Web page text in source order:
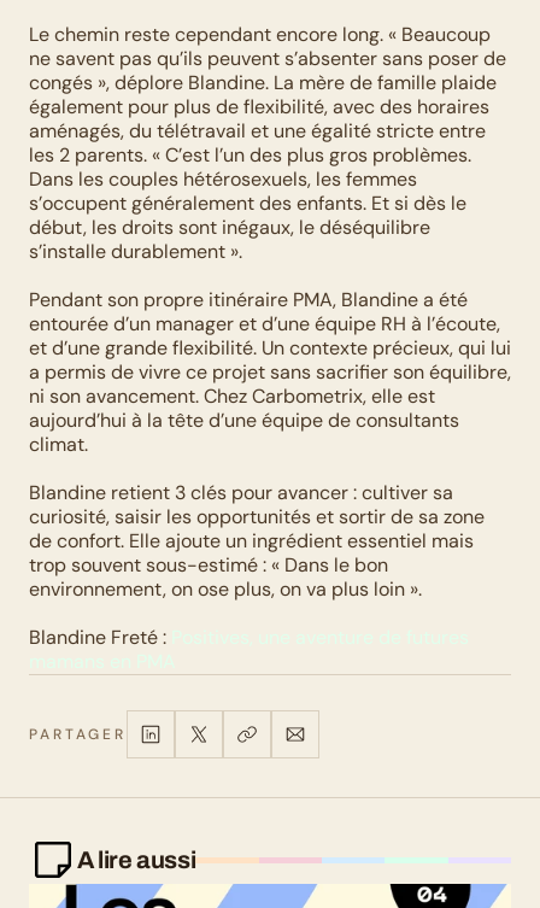
Le chemin reste cependant encore long. « Beaucoup
ne savent pas qu’ils peuvent s’absenter sans poser de
congés », déplore Blandine. La mère de famille plaide
également pour plus de flexibilité, avec des horaires
aménagés, du télétravail et une égalité stricte entre
les 2 parents. « C’est l’un des plus gros problèmes.
Dans les couples hétérosexuels, les femmes
s’occupent généralement des enfants. Et si dès le
début, les droits sont inégaux, le déséquilibre
s’installe durablement ».
Pendant son propre itinéraire PMA, Blandine a été
entourée d’un manager et d’une équipe RH à l’écoute,
et d’une grande flexibilité. Un contexte précieux, qui lui
a permis de vivre ce projet sans sacrifier son équilibre,
ni son avancement. Chez Carbometrix, elle est
aujourd’hui à la tête d’une équipe de consultants
climat.
Blandine retient 3 clés pour avancer : cultiver sa
curiosité, saisir les opportunités et sortir de sa zone
de confort. Elle ajoute un ingrédient essentiel mais
trop souvent sous-estimé : « Dans le bon
environnement, on ose plus, on va plus loin ».
Blandine Freté :
PARTAGER
A lire aussi